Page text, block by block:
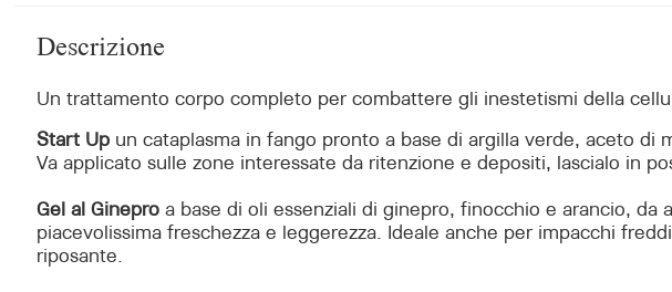
Descrizione
Un trattamento corpo completo per combattere gli inestetismi della
Start Up un cataplasma in fango pronto a base di argilla verde, aceto di
Va applicato sulle zone interessate da ritenzione e depositi, lascialo in
Gel al Ginepro a base di oli essenziali di ginepro, finocchio e arancio,
piacevolissima freschezza e leggerezza. Ideale anche per impacchi
riposante.